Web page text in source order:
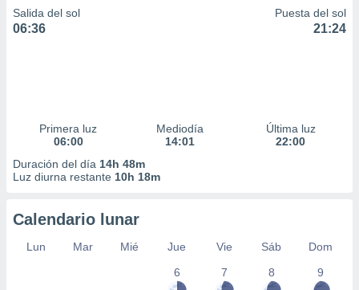
Salida del sol
06:36
Puesta del sol
21:24
Primera luz
06:00
Mediodía
14:01
Última luz
22:00
Duración del día 14h 48m
Luz diurna restante 10h 18m
Calendario lunar
Lun Mar Mié Jue Vie Sáb
Dom
6
7 8 9